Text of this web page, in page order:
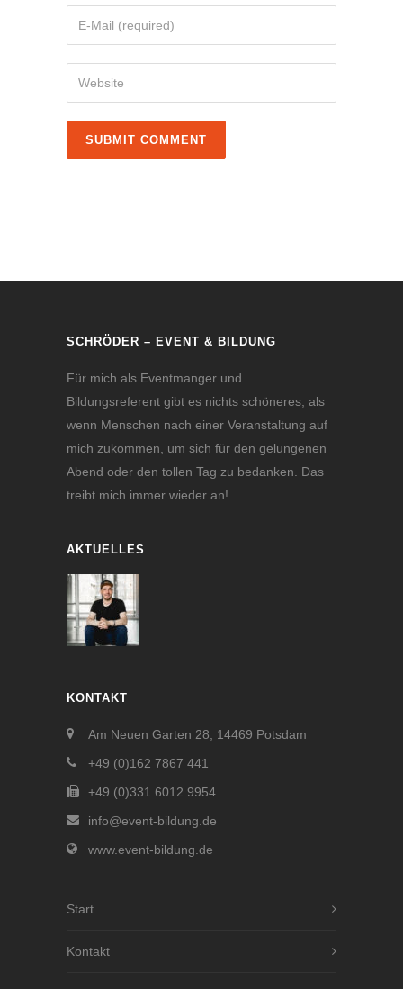
SCHRÖDER – EVENT & BILDUNG
Für mich als Eventmanger und
Bildungsreferent gibt es nichts schöneres, als
wenn Menschen nach einer Veranstaltung auf
mich zukommen, um sich für den gelungenen
Abend oder den tollen Tag zu bedanken. Das
treibt mich immer wieder an!
AKTUELLES
KONTAKT
Am Neuen Garten 28, 14469 Potsdam
+49 (0)162 7867 441
+49 (0)331 6012 9954
info@event-bildung.de
www.event-bildung.de
Start
Kontakt